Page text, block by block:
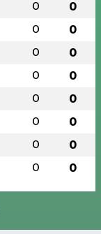
0 0
0 0
0 0
0 0
0 0
0 0
0 0
0 0